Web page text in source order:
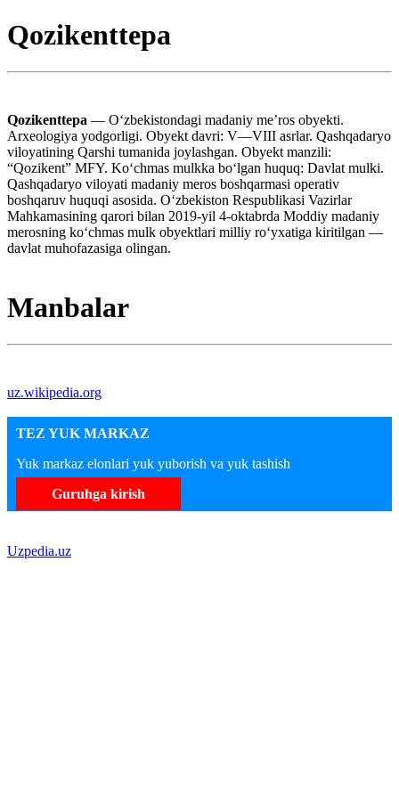
Qozikenttepa
Qozikenttepa — Oʻzbekistondagi madaniy meʼros obyekti.
Arxeologiya yodgorligi. Obyekt davri: V—VIII asrlar. Qashqadaryo
viloyatining Qarshi tumanida joylashgan. Obyekt manzili:
“Qozikent” MFY. Koʻchmas mulkka boʻlgan huquq: Davlat mulki.
Qashqadaryo viloyati madaniy meros boshqarmasi operativ
boshqaruv huquqi asosida. Oʻzbekiston Respublikasi Vazirlar
Mahkamasining qarori bilan 2019-yil 4-oktabrda Moddiy madaniy
merosning koʻchmas mulk obyektlari milliy roʻyxatiga kiritilgan —
davlat muhofazasiga olingan.
Manbalar
uz.wikipedia.org
TEZ YUK MARKAZ
Yuk markaz elonlari yuk yuborish va yuk tashish
Guruhga kirish
Uzpedia.uz